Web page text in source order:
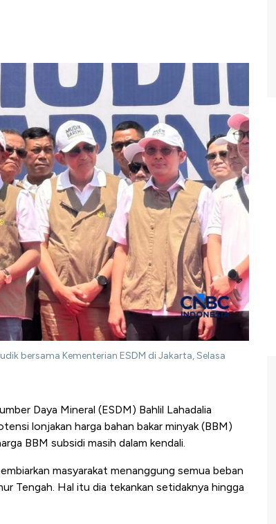
bersama Kementerian ESDM di Jakarta, Selasa
Daya Mineral (ESDM) Bahlil Lahadalia
lonjakan harga bahan bakar minyak (BBM)
BBM subsidi masih dalam kendali.
masyarakat menanggung semua beban
Tengah. Hal itu dia tekankan setidaknya hingga